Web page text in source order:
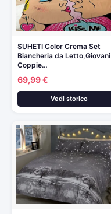
SUHETI Color Crema Set
Biancheria da Letto,Giovani
Coppie…
69,99 €
Vedi storico